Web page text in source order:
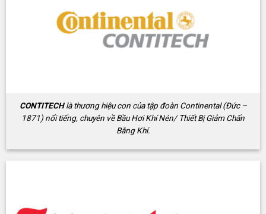
CONTITECHlà thương hiệu con của tập đoàn Continental (Đức –
1871) nổi tiếng, chuyên về Bầu Hơi Khí Nén/ Thiết Bị Giảm Chấn
Bằng Khí.